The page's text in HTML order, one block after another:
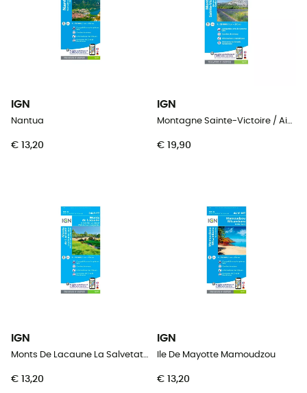
IGN
Nantua
€ 13,20
IGN
Montagne Sainte-Victoire / Aix En Provence / Gardanne / Trets
€ 19,90
IGN
Monts De Lacaune La Salvetat-Sur-Agout.Pnr Du Haut Languedoc
€ 13,20
IGN
Ile De Mayotte Mamoudzou
€ 13,20